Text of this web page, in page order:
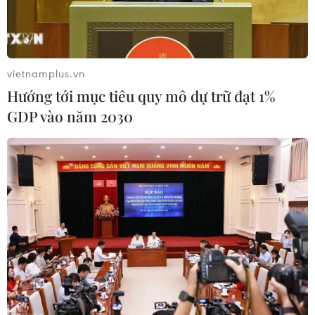
Chủ tịch Ủy ban Mặt trận Tổ quốc Việt Nam thành phố Hà Nội
Bùi Huyền Mai tham gia các hoạt động hưởng ứng phong trào
thi đua “Toàn dân chung tay bảo vệ môi trường, vì một Việt
Nam xanh-sạch- đẹp” tại phường Cửa Nam, sáng 6/6/2026.
(Ảnh: Hùng Mạnh/TTXVN)
Hưởng ứng lời kêu gọi của Ủy ban Trung ương
vietnamplus.vn
Hướng tới mục tiêu quy mô dự trữ đạt 1%
GDP vào năm 2030